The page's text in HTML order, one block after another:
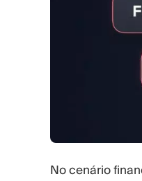
No cenário